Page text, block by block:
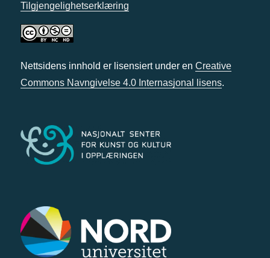
Tilgjengelighetserklæring
Nettsidens innhold er lisensiert under en Creative
Commons Navngivelse 4.0 Internasjonal lisens.